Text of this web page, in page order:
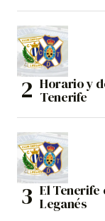
Horario y
Tenerife
El
Leganés